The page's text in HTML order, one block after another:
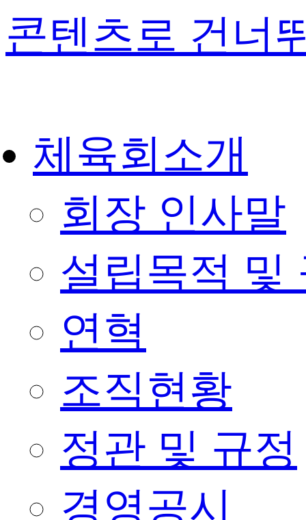
콘텐츠로 건너
체육회소개
회장 인사말
설립목적 및
연혁
조직현황
정관 및 규정
경영공시